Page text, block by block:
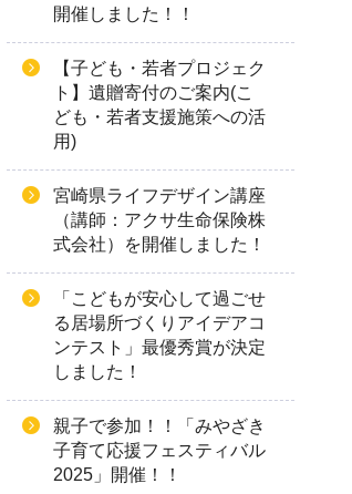
開催しました！！
【子ども・若者プロジェク
ト】遺贈寄付のご案内(こ
ども・若者支援施策への活
用)
宮崎県ライフデザイン講座
（講師：アクサ生命保険株
式会社）を開催しました！
「こどもが安心して過ごせ
る居場所づくりアイデアコ
ンテスト」最優秀賞が決定
しました！
親子で参加！！「みやざき
子育て応援フェスティバル
2025」開催！！